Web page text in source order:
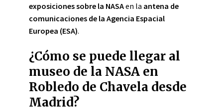
exposiciones sobre la NASAen la antena de
comunicaciones de la Agencia Espacial
Europea (ESA).
¿Cómo se puede llegar al
museo de la NASA en
Robledo de Chavela desde
Madrid?